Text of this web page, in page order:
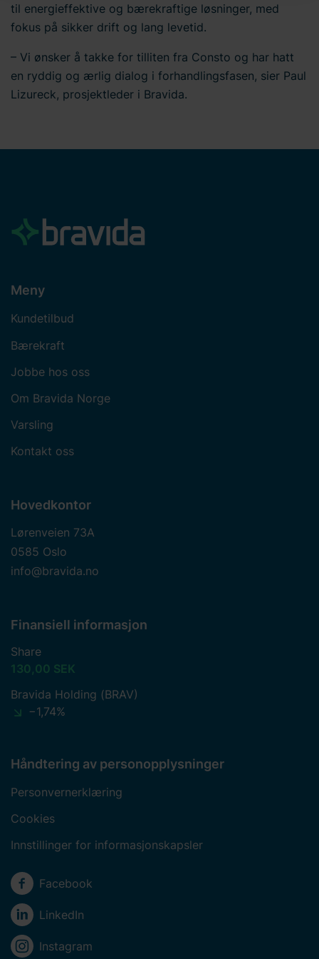
personopplysninger. Du kan lese mer om bruken av
informasjonskapsler her på nettstedet vårt. I tillegg finner
vi behandler personopplysninger. Skriv inn din
samtykke-ID og datoen du kontaktet oss angående
samtykket ditt.
til energieffektive og bærekraftige løsninger, med
fokus på sikker drift og lang levetid.
– Vi ønsker å takke for tilliten fra Consto og har hatt
en ryddig og ærlig dialog i forhandlingsfasen, sier Paul
Lizureck, prosjektleder i Bravida.
Meny
Kundetilbud
Bærekraft
Jobbe hos oss
Om Bravida Norge
Varsling
Kontakt oss
Hovedkontor
Lørenveien 73A
0585 Oslo
info@bravida.no
Finansiell informasjon
Share
130,00 SEK
Bravida Holding (BRAV)
−1,74%
Håndtering av personopplysninger
Personvernerklæring
Cookies
Innstillinger for informasjonskapsler
Sosiale medier
Facebook
LinkedIn
Instagram